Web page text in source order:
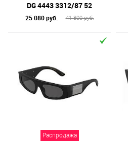
DG 4443 3312/87 52
25 080 руб. 41 800 руб.
Распродажа